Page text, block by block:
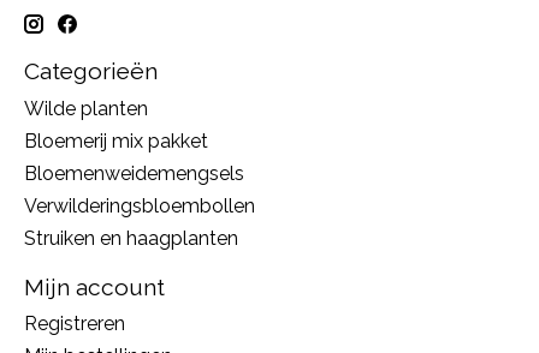
Categorieën
Wilde planten
Bloemerij mix pakket
Bloemenweidemengsels
Verwilderingsbloembollen
Struiken en haagplanten
Mijn account
Registreren